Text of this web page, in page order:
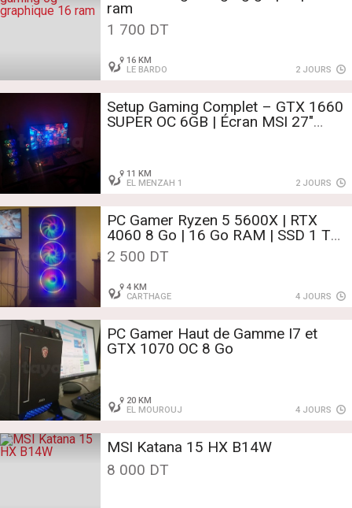
ram
1 700 DT
16 KM
LE BARDO
2 JOURS
Setup Gaming Complet – GTX 1660
SUPER OC 6GB | Écran MSI 27"
11 KM
EL MENZAH 1
2 JOURS
PC Gamer Ryzen 5 5600X | RTX
4060 8 Go | 16 Go RAM | SSD 1 To
| Windows 11 Pro
2 500 DT
4 KM
CARTHAGE
4 JOURS
PC Gamer Haut de Gamme I7 et
GTX 1070 OC 8 Go
20 KM
EL MOUROUJ
4 JOURS
MSI Katana 15 HX B14W
8 000 DT